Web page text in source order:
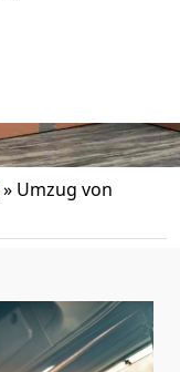
» Umzug von